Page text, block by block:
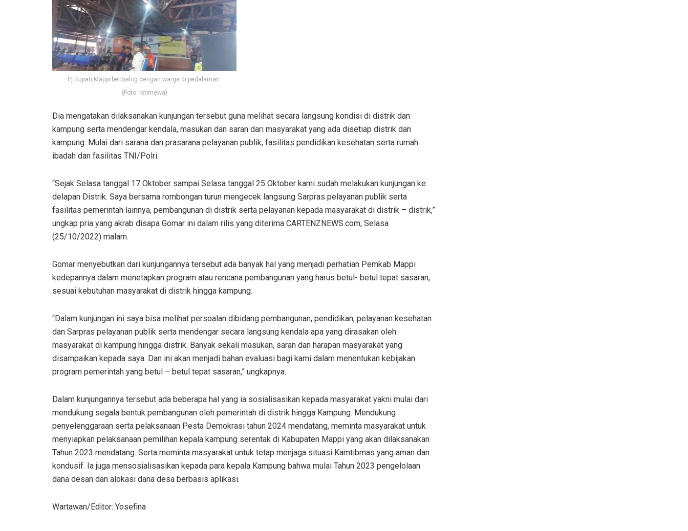
Pj Bupati Mappi berdialog dengan warga di pedalaman.
(Foto: Istimewa)
Dia mengatakan dilaksanakan kunjungan tersebut guna melihat secara langsung kondisi di distrik dan
kampung serta mendengar kendala, masukan dan saran dari masyarakat yang ada disetiap distrik dan
kampung. Mulai dari sarana dan prasarana pelayanan publik, fasilitas pendidikan kesehatan serta rumah
ibadah dan fasilitas TNI/Polri.
“Sejak Selasa tanggal 17 Oktober sampai Selasa tanggal 25 Oktober kami sudah melakukan kunjungan ke
delapan Distrik. Saya bersama rombongan turun mengecek langsung Sarpras pelayanan publik serta
fasilitas pemerintah lainnya, pembangunan di distrik serta pelayanan kepada masyarakat di distrik – distrik,”
ungkap pria yang akrab disapa Gomar ini dalam rilis yang diterima CARTENZNEWS.com, Selasa
(25/10/2022) malam.
Gomar menyebutkan dari kunjungannya tersebut ada banyak hal yang menjadi perhatian Pemkab Mappi
kedepannya dalam menetapkan program atau rencana pembangunan yang harus betul- betul tepat sasaran,
sesuai kebutuhan masyarakat di distrik hingga kampung.
“Dalam kunjungan ini saya bisa melihat persoalan dibidang pembangunan, pendidikan, pelayanan kesehatan
dan Sarpras pelayanan publik serta mendengar secara langsung kendala apa yang dirasakan oleh
masyarakat di kampung hingga distrik. Banyak sekali masukan, saran dan harapan masyarakat yang
disampaikan kepada saya. Dan ini akan menjadi bahan evaluasi bagi kami dalam menentukan kebijakan
program pemerintah yang betul – betul tepat sasaran,” ungkapnya.
Dalam kunjungannya tersebut ada beberapa hal yang ia sosialisasikan kepada masyarakat yakni mulai dari
mendukung segala bentuk pembangunan oleh pemerintah di distrik hingga Kampung. Mendukung
penyelenggaraan serta pelaksanaan Pesta Demokrasi tahun 2024 mendatang, meminta masyarakat untuk
menyiapkan pelaksanaan pemilihan kepala kampung serentak di Kabupaten Mappi yang akan dilaksanakan
Tahun 2023 mendatang. Serta meminta masyarakat untuk tetap menjaga situasi Kamtibmas yang aman dan
kondusif. Ia juga mensosialisasikan kepada para kepala Kampung bahwa mulai Tahun 2023 pengelolaan
dana desan dan alokasi dana desa berbasis aplikasi.
Wartawan/Editor: Yosefina